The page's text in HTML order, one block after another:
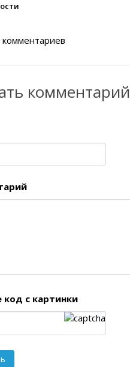
комментарий
код с картинки